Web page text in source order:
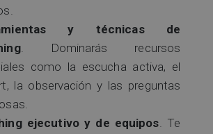
y técnicas de
. Dominarás recursos
como la escucha activa, el
la observación y las preguntas
ejecutivo y de equipos. Te